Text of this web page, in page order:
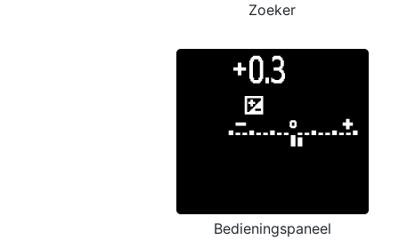
Zoeker
Bedieningspaneel